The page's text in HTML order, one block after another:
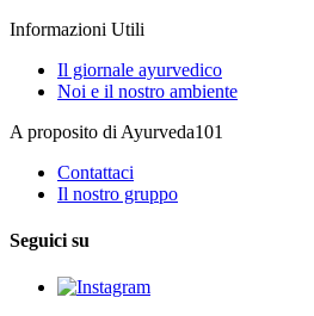
Informazioni Utili
Il giornale ayurvedico
Noi e il nostro ambiente
A proposito di Ayurveda101
Contattaci
Il nostro gruppo
Seguici su